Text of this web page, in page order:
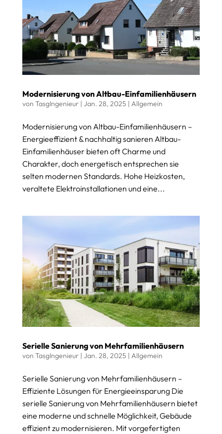
Modernisierung von Altbau-Einfamilienhäusern
von TasgIngenieur | Jan. 28, 2025 | Allgemein
Modernisierung von Altbau-Einfamilienhäusern –
Energieeffizient & nachhaltig sanieren Altbau-
Einfamilienhäuser bieten oft Charme und
Charakter, doch energetisch entsprechen sie
selten modernen Standards. Hohe Heizkosten,
veraltete Elektroinstallationen und eine...
Serielle Sanierung von Mehrfamilienhäusern
von TasgIngenieur | Jan. 28, 2025 | Allgemein
Serielle Sanierung von Mehrfamilienhäusern –
Effiziente Lösungen für Energieeinsparung Die
serielle Sanierung von Mehrfamilienhäusern bietet
eine moderne und schnelle Möglichkeit, Gebäude
effizient zu modernisieren. Mit vorgefertigten